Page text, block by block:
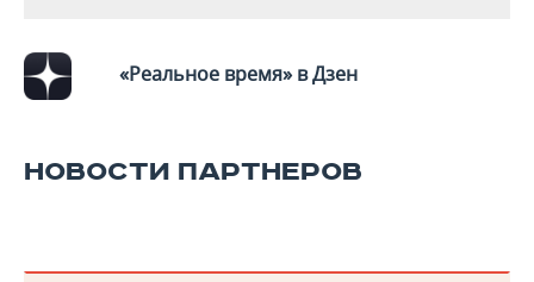
«Реальное время» в Дзен
НОВОСТИ ПАРТНЕРОВ